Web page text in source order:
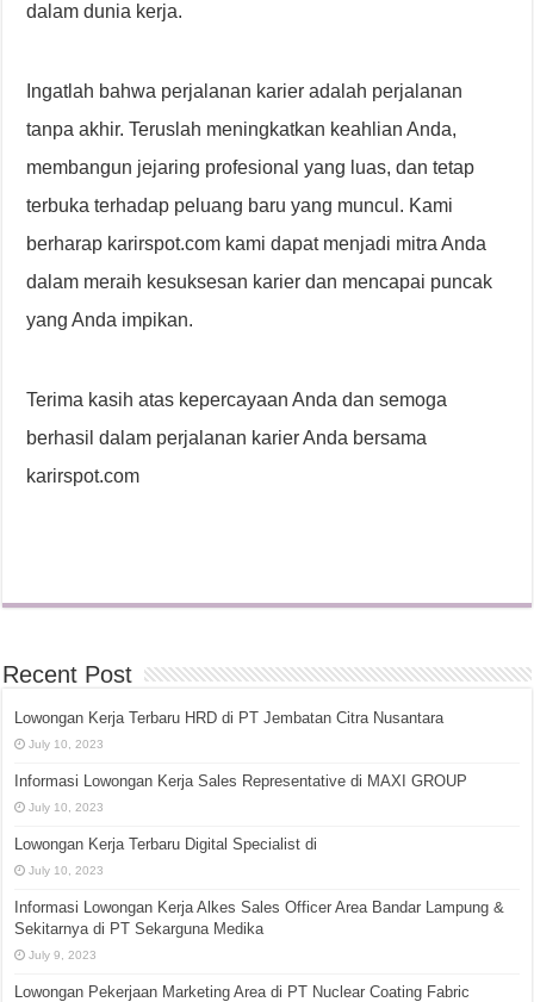
dalam dunia kerja.
Ingatlah bahwa perjalanan karier adalah perjalanan
tanpa akhir. Teruslah meningkatkan keahlian Anda,
membangun jejaring profesional yang luas, dan tetap
terbuka terhadap peluang baru yang muncul. Kami
berharap karirspot.com kami dapat menjadi mitra Anda
dalam meraih kesuksesan karier dan mencapai puncak
yang Anda impikan.
Terima kasih atas kepercayaan Anda dan semoga
berhasil dalam perjalanan karier Anda bersama
karirspot.com
Recent Post
Lowongan Kerja Terbaru HRD di PT Jembatan Citra Nusantara
July 10, 2023
Informasi Lowongan Kerja Sales Representative di MAXI GROUP
July 10, 2023
Lowongan Kerja Terbaru Digital Specialist di
July 10, 2023
Informasi Lowongan Kerja Alkes Sales Officer Area Bandar Lampung &
Sekitarnya di PT Sekarguna Medika
July 9, 2023
Lowongan Pekerjaan Marketing Area di PT Nuclear Coating Fabric